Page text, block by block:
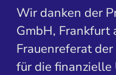
Wir danken der
GmbH, Frankfurt
Frauenreferat
für die finanzielle